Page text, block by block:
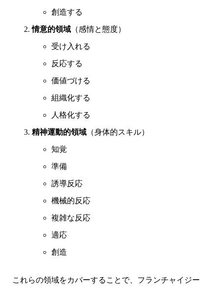
創造する
情意的領域（感情と態度）
受け入れる
反応する
価値づける
組織化する
人格化する
精神運動的領域（身体的スキル）
知覚
準備
誘導反応
機械的反応
複雑な反応
適応
創造
これらの領域をカバーすることで、フランチャイジー